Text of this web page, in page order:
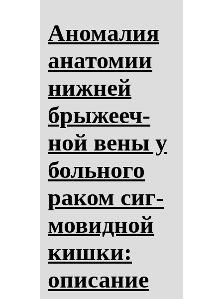
Ано­ма­лия
ана­то­мии
ниж­ней
бры­же­еч­
ной ве­ны у
боль­но­го
ра­ком сиг­
мо­вид­ной
киш­ки:
опи­са­ние